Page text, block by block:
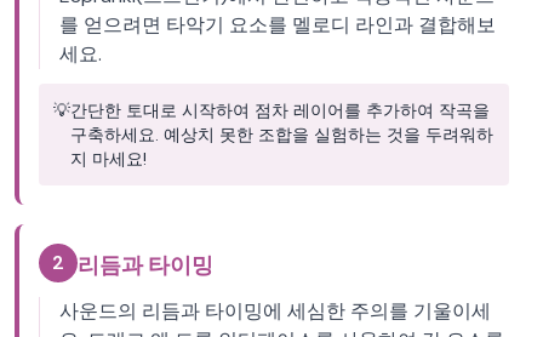
를 얻으려면 타악기 요소를 멜로디 라인과 결합해보
세요.
💡간단한 토대로 시작하여 점차 레이어를 추가하여 작곡을
구축하세요. 예상치 못한 조합을 실험하는 것을 두려워하
지 마세요!
2 리듬과 타이밍
사운드의 리듬과 타이밍에 세심한 주의를 기울이세